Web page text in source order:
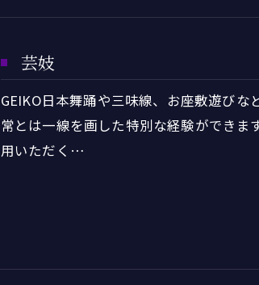
芸妓
GEIKO日本舞踊や三味線、お座敷遊び
常とは一線を画した特別な経験ができま
用いただく…